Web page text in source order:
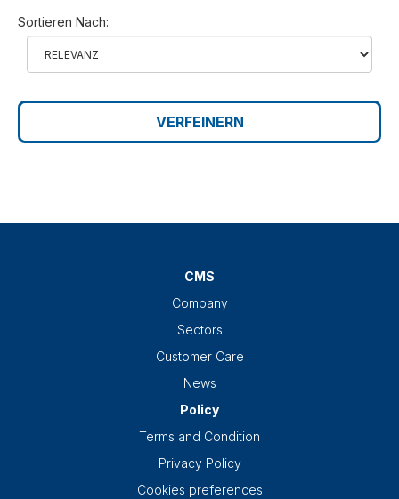
Sortieren Nach:
VERFEINERN
CMS
Company
Sectors
Customer Care
News
Policy
Terms and Condition
Privacy Policy
Cookies preferences